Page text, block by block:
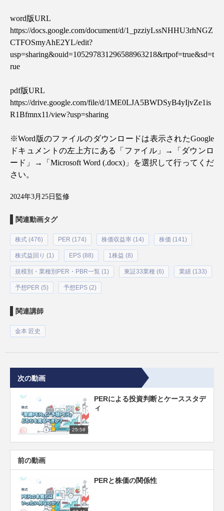
word版URL
https://docs.google.com/document/d/1_pzziyLssNHHU3rhNGZ
CTFOSmyAhE2YL/edit?
usp=sharing&ouid=105297831296588963218&rtpof=true&sd=t
rue
pdf版URL
https://drive.google.com/file/d/1ME0LJA5BWDSyB4yIjvZe1is
R1Bfmnx11/view?usp=sharing
※Word版のファイルのダウンロードは表示されたGoogle
ドキュメントの左上方にある「ファイル」
→
「ダウンロ
ード」
→ 「 Microsoft Word (.docx) 」を選択して行ってくだ
さい。
2024年3月25日監修
関連動画タグ
株式 (476) PER (174) 株価収益率 (14) 株価 (141)
株式益回り (1) EPS (88) 1株益 (8)
規模別・業種別PER・PBR一覧 (1) 東証33業種 (6) 業績 (133)
予想PER (5) 予想EPS (2)
関連講師
金本 匠史
次の動画
25:58
PERによる投資判断とケーススタデ
ィ
前の動画
PERと株価の関係性